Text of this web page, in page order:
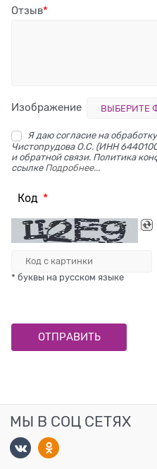
Отзыв
Изображение ВЫБЕРИТЕ
Я даю согласие на
Чистопрудова О.С. (ИНН
и обратной связи. Политика
ссылке Подробнее...
Код
* буквы на русском языке
МЫ В СОЦ СЕТЯХ